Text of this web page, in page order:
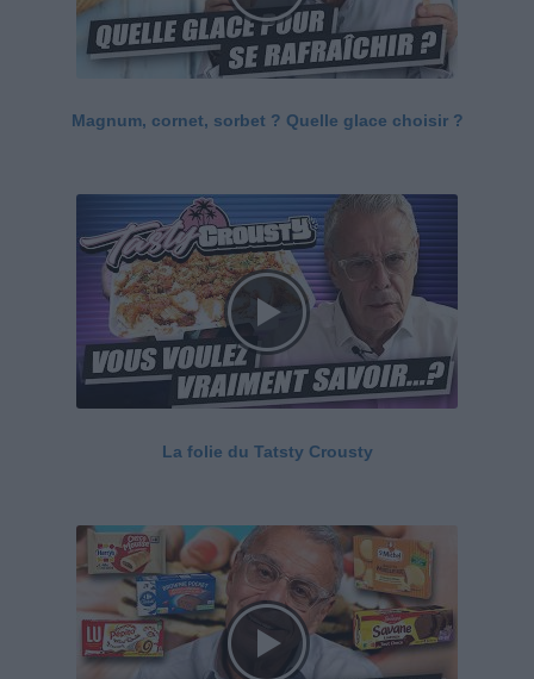
Magnum, cornet, sorbet ? Quelle glace choisir ?
La folie du Tatsty Crousty